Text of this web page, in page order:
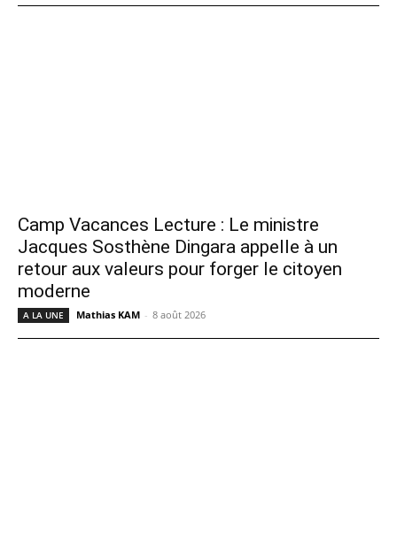
Camp Vacances Lecture : Le ministre
Jacques Sosthène Dingara appelle à un
retour aux valeurs pour forger le citoyen
moderne
A LA UNE Mathias KAM - 8 août 2026